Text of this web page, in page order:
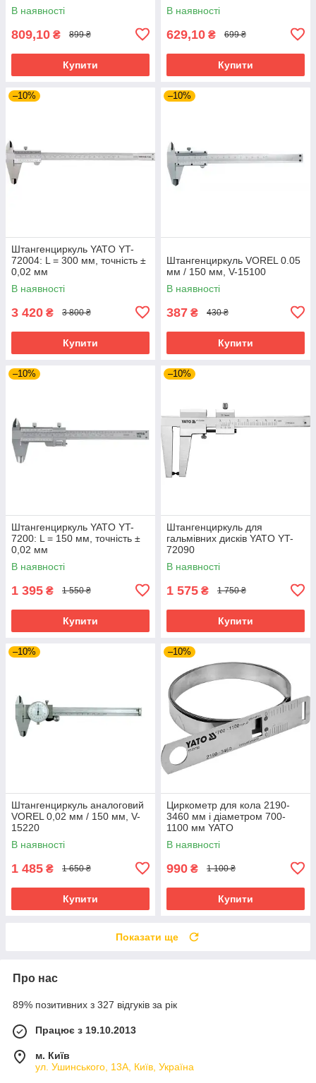
В наявності
809,10 ₴ 899 ₴
Купити
В наявності
629,10 ₴ 699 ₴
Купити
–10%
Штангенциркуль YATO YT-
72004: L = 300 мм, точність ±
0,02 мм
В наявності
3 420 ₴ 3 800 ₴
Купити
–10%
Штангенциркуль VOREL 0.05
мм / 150 мм, V-15100
В наявності
387 ₴ 430 ₴
Купити
–10%
Штангенциркуль YATO YT-
7200: L = 150 мм, точність ±
0,02 мм
В наявності
1 395 ₴ 1 550 ₴
Купити
–10%
Штангенциркуль для
гальмівних дисків YATO YT-
72090
В наявності
1 575 ₴ 1 750 ₴
Купити
–10%
Штангенциркуль аналоговий
VOREL 0,02 мм / 150 мм, V-
15220
В наявності
1 485 ₴ 1 650 ₴
Купити
–10%
Циркометр для кола 2190-
3460 мм і діаметром 700-
1100 мм YATO
В наявності
990 ₴ 1 100 ₴
Купити
Показати ще
Про нас
89% позитивних з 327 відгуків за рік
Працює з 19.10.2013
м. Київ
ул. Ушинського, 13А, Київ, Україна